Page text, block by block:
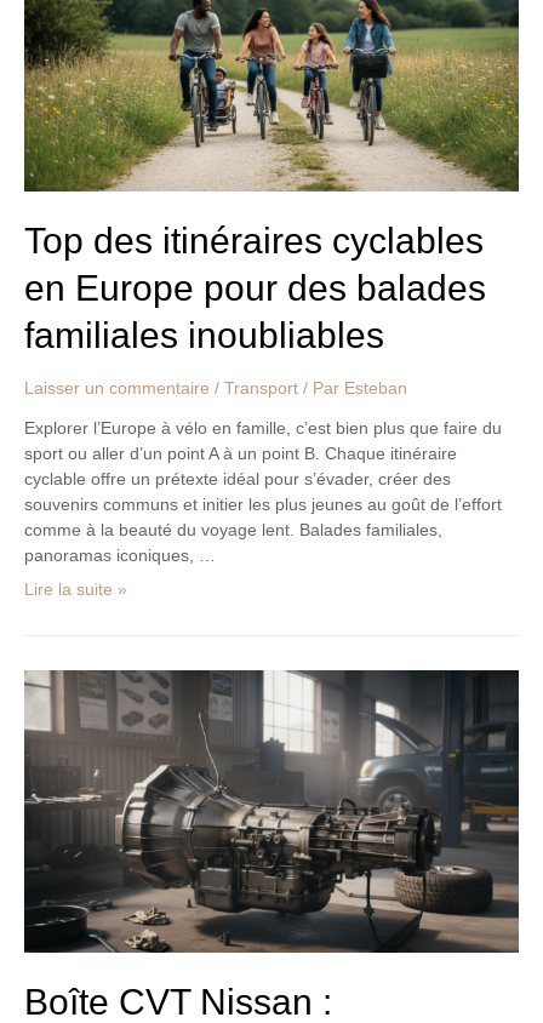
Top des itinéraires cyclables
en Europe pour des balades
familiales inoubliables
Laisser un commentaire / Transport / Par Esteban
Explorer l’Europe à vélo en famille, c’est bien plus que faire du
sport ou aller d’un point A à un point B. Chaque itinéraire
cyclable offre un prétexte idéal pour s’évader, créer des
souvenirs communs et initier les plus jeunes au goût de l’effort
comme à la beauté du voyage lent. Balades familiales,
panoramas iconiques, …
en
Europe
pour
des
balades
familiales
inoubliables
Lire la suite »
Boîte CVT Nissan :
Boîte
Nissan
:
des
et
sa
fiabilité